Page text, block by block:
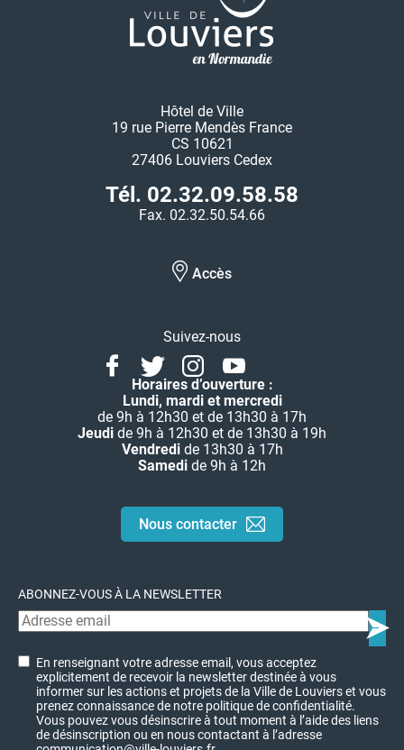
Hôtel de Ville
19 rue Pierre Mendès France
CS 10621
27406 Louviers Cedex
Tél. 02.32.09.58.58
Fax. 02.32.50.54.66
Accès
Suivez-nous
FacebookTwitterInstagramYoutube
Horaires d’ouverture :
Lundi, mardi et mercredi
de 9h à 12h30 et de 13h30 à 17h
Jeudi de 9h à 12h30 et de 13h30 à 19h
Vendredide 13h30 à 17h
Samedi de 9h à 12h
Nous contacter
ABONNEZ-VOUS À LA NEWSLETTER
En renseignant votre adresse email, vous acceptez
explicitement de recevoir la newsletter destinée à vous
informer sur les actions et projets de la Ville de Louviers et vous
prenez connaissance de notre politique de confidentialité.
Vous pouvez vous désinscrire à tout moment à l’aide des liens
de désinscription ou en nous contactant à l’adresse